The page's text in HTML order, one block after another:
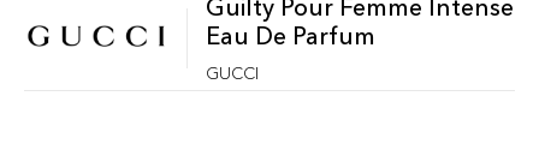
Guilty Pour Femme Intense
Eau De Parfum
GUCCI